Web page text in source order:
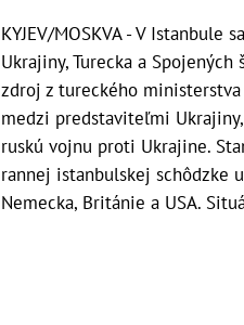
KYJEV/MOSKVA - V
Ukrajiny, Turecka a
zdroj z tureckého
medzi predstaviteľmi
ruskú vojnu proti Ukrajine.
rannej istanbulskej schôdzke
Nemecka, Británie a USA.